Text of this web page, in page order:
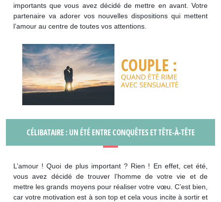
importants que vous avez décidé de mettre en avant. Votre
partenaire va adorer vos nouvelles dispositions qui mettent
l’amour au centre de toutes vos attentions.
CÉLIBATAIRE : UN ÉTÉ ENTRE CONQUÊTES ET TÊTE-À-TÊTE
L’amour ! Quoi de plus important ? Rien ! En effet, cet été,
vous avez décidé de trouver l’homme de votre vie et de
mettre les grands moyens pour réaliser votre vœu. C’est bien,
car votre motivation est à son top et cela vous incite à sortir et